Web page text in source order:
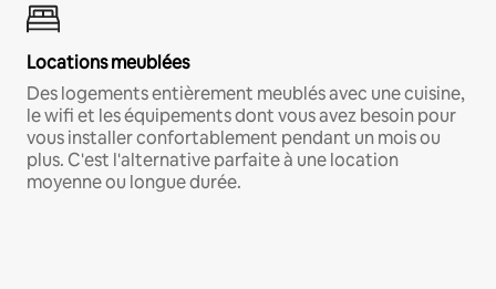
Locations meublées
Des logements entièrement meublés avec une cuisine,
le wifi et les équipements dont vous avez besoin pour
vous installer confortablement pendant un mois ou
plus. C'est l'alternative parfaite à une location
moyenne ou longue durée.